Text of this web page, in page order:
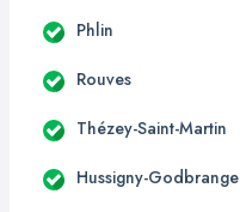
Phlin
Rouves
Thézey-Saint-Martin
Hussigny-Godbrange